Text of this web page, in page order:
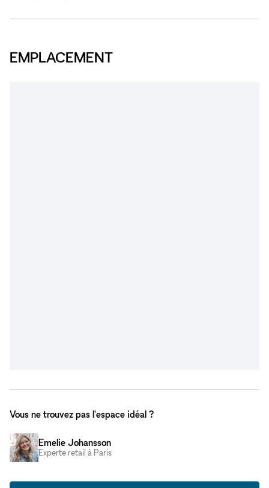
EMPLACEMENT
Vous ne trouvez pas l'espace idéal ?
Emelie Johansson
Experte retail à Paris